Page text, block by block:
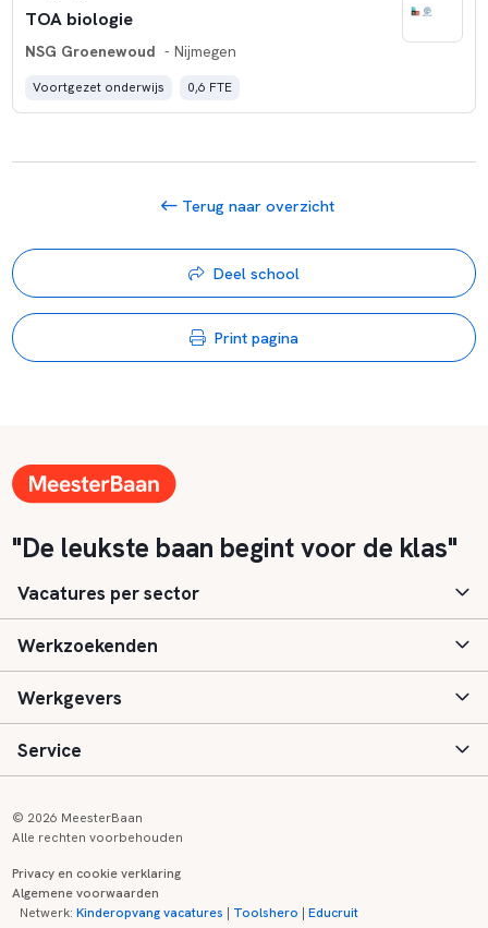
TOA biologie
NSG Groenewoud - Nijmegen
Voortgezet onderwijs 0,6 FTE
Terug naar overzicht
Deel school
Print pagina
"De leukste baan begint voor de klas"
Vacatures per sector
Basisonderwijs
Speciaal (basis) onderwijs
Voortgezet onderwijs
Kinderopvang
Werkzoekenden
Aanmelden
Vacatures
Zij-instroom informatie
Werkgevers
Inloggen
Registreren
Service
Onderwijs links
© 2026 MeesterBaan
Alle rechten voorbehouden
Privacy en cookie verklaring
Algemene voorwaarden
Netwerk:Kinderopvang vacatures | Toolshero |Educruit